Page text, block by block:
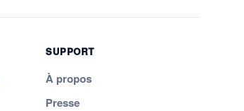
SUPPORT
À propos
Presse